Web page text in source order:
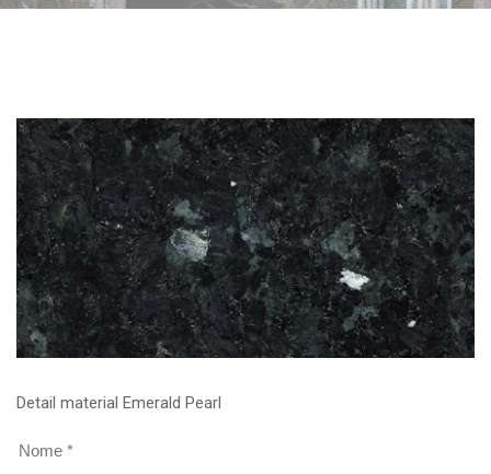
Detail material Emerald Pearl